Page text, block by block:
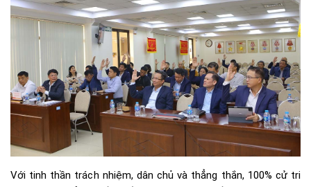
Với tinh thần trách nhiệm, dân chủ và thẳng thắn, 100% cử tri